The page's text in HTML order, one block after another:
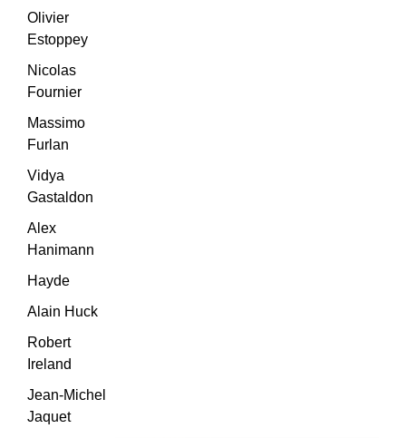
Olivier
Estoppey
Nicolas
Fournier
Massimo
Furlan
Vidya
Gastaldon
Alex
Hanimann
Hayde
Alain Huck
Robert
Ireland
Jean-Michel
Jaquet